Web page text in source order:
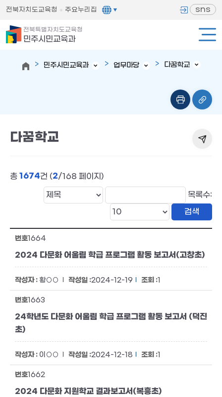
전북자치도교육청 주요누리집 sns
전북특별자치도교육청
민주시민교육과
민주시민교육과 업무마당 다꿈학교
다꿈학교
총 1674건 (2/168 페이지)
목록수:
1664
2024 다문화 어울림 학급 프로그램 활동 보고서(고창초)
황○○ 2024-12-19 1
1663
24학년도 다문화 어울림 학급 프로그램 활동 보고서 (덕진
초)
이○○ 2024-12-18 1
1662
2024 다문화 지원학교 결과보고서(복흥초)